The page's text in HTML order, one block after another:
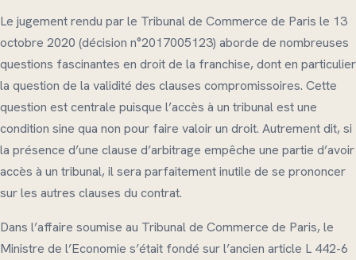
Le jugement rendu par le Tribunal de Commerce de Paris le 13
octobre 2020 (décision n°2017005123) aborde de nombreuses
questions fascinantes en droit de la franchise, dont en particulier
la question de la validité des clauses compromissoires. Cette
question est centrale puisque l’accès à un tribunal est une
condition sine qua non pour faire valoir un droit. Autrement dit, si
la présence d’une clause d’arbitrage empêche une partie d’avoir
accès à un tribunal, il sera parfaitement inutile de se prononcer
sur les autres clauses du contrat.
Dans l’affaire soumise au Tribunal de Commerce de Paris, le
Ministre de l’Economie s’était fondé sur l’ancien article L 442-6